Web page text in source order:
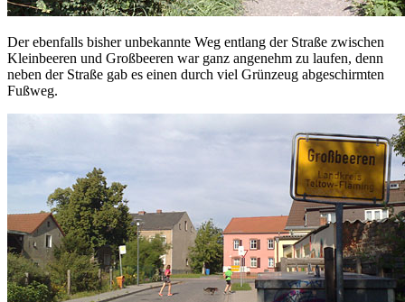
Der ebenfalls bisher unbekannte Weg entlang der Straße zwischen
Kleinbeeren und Großbeeren war ganz angenehm zu laufen, denn
neben der Straße gab es einen durch viel Grünzeug abgeschirmten
Fußweg.